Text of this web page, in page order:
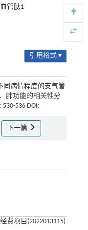
管肽1
引用格式 ▾
同病情程度的支气管
肺功能的相关性分
530-536 DOI:
下一篇
费项目(2022013115)